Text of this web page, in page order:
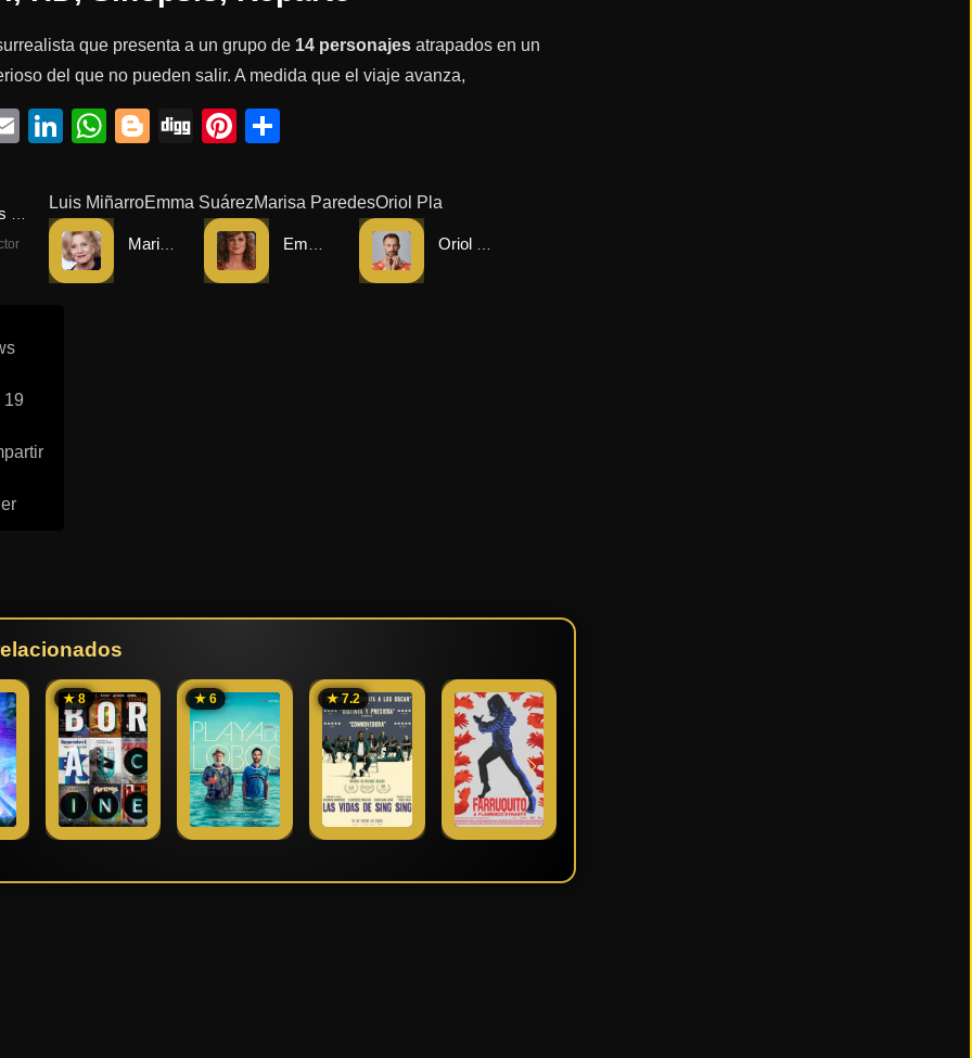
que presenta a un grupo de 14 personajes atrapados en un
del que no pueden salir. A medida que el viaje avanza,
EmailLinkedIn
WhatsApp
Blogger
DiggPinterest
Luis MiñarroEmma SuárezMarisa ParedesOriol Pla
19
★ 8 ★ 6 ★ 7.2